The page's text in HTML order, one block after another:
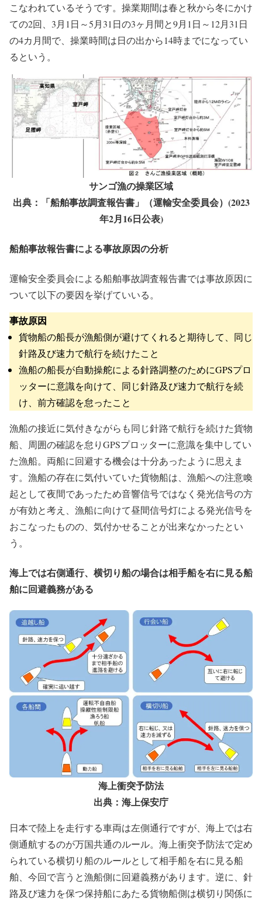
こなわれているそうです。操業期間は春と秋から冬にかけ
ての2回、3月1日～5月31日の3ヶ月間と9月1日～12月31日
の4カ月間で、操業時間は日の出から14時までになってい
るという。
サンゴ漁の操業区域
出典：「船舶事故調査報告書」（運輸安全委員会）(2023
年2月16日公表)
船舶事故報告書による事故原因の分析
運輸安全委員会による船舶事故調査報告書では事故原因に
ついて以下の要因を挙げていいる。
事故原因
貨物船の船長が漁船側が避けてくれると期待して、同じ
針路及び速力で航行を続けたこと
漁船の船長が自動操舵による針路調整のためにGPSプロ
ッターに意識を向けて、同じ針路及び速力で航行を続
け、前方確認を怠ったこと
漁船の接近に気付きながらも同じ針路で航行を続けた貨物
船、周囲の確認を怠りGPSプロッターに意識を集中してい
た漁船。両船に回避する機会は十分あったように思えま
す。漁船の存在に気付いていた貨物船は、漁船への注意喚
起として夜間であったため音響信号ではなく発光信号の方
が有効と考え、漁船に向けて昼間信号灯による発光信号を
おこなったものの、気付かせることが出来なかったとい
う。
海上では右側通行、横切り船の場合は相手船を右に見る船
舶に回避義務がある
海上衝突予防法
出典：海上保安庁
日本で陸上を走行する車両は左側通行ですが、海上では右
側通航するのが万国共通のルール。海上衝突予防法で定め
られている横切り船のルールとして相手船を右に見る船
舶、今回で言うと漁船側に回避義務があります。逆に、針
路及び速力を保つ保持船にあたる貨物船側は横切り関係に